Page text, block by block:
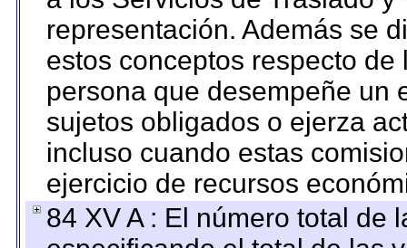
representación. Además se
estos conceptos respecto
persona que desempeñe un
sujetos obligados o ejerza
incluso cuando estas
ejercicio de recursos
84 XV A : El número total de